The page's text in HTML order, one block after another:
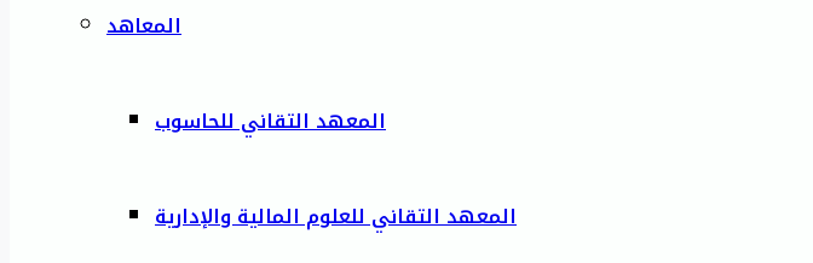
المعاهد
المعهد التقاني للحاسوب
المعهد التقاني للعلوم المالية والإدارية